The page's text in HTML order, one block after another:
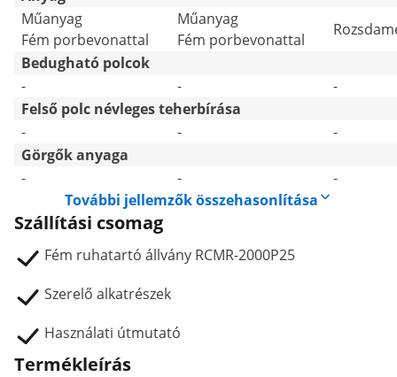
Műanyag
Fém porbevonattal
Műanyag
Fém porbevonattal
Bedugható polcok
-
-
-
Felső polc névleges teherbírása
-
-
-
Görgők anyaga
-
-
-
További jellemzők összehasonlítása
Szállítási csomag
Fém ruhatartó állvány RCMR-2000P25
Szerelő alkatrészek
Használati útmutató
Termékleírás